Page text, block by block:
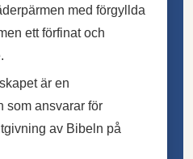
med förgyllda
ett förfinat och
är en
som ansvarar för
av Bibeln på